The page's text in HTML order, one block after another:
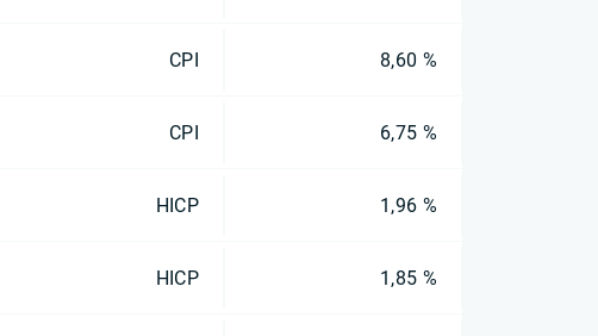
CPI 8,60 %
CPI 6,75 %
HICP 1,96 %
HICP 1,85 %